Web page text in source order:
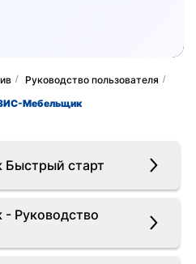
/ Руководство пользователя /
Мебельщик
старт
Руководство